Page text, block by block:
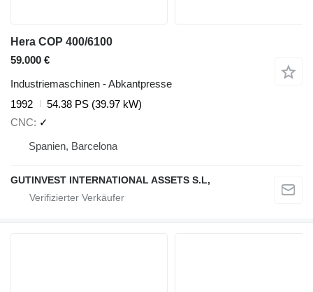
Hera COP 400/6100
59.000 €
Industriemaschinen - Abkantpresse
1992
54.38 PS (39.97 kW)
CNC
✓
Spanien, Barcelona
GUTINVEST INTERNATIONAL ASSETS S.L,